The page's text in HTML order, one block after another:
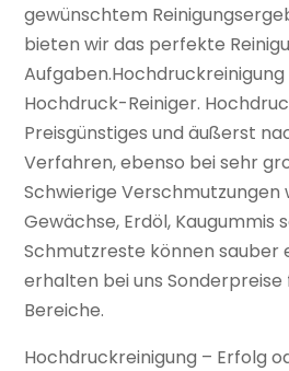
gewünschtem
bieten wir das perfekte
Hochdruck-Reiniger.
Preisgünstiges und äußerst
Verfahren, ebenso bei sehr
Schwierige Verschmutzungen
Gewächse, Erdöl, Kaugummis
Schmutzreste können sauber
erhalten bei uns
Bereiche.
Hochdruckreinigung – Erfolg